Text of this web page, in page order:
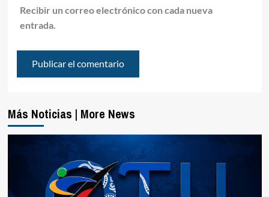
Recibir un correo electrónico con cada nueva
entrada.
Más Noticias | More News